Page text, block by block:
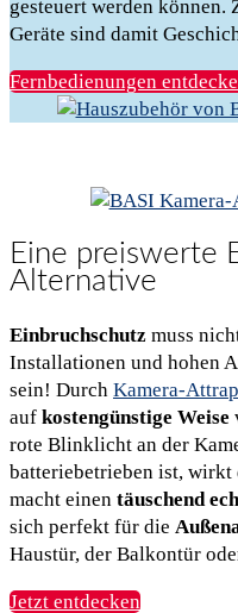
gesteuert werden können.
Geräte sind damit
Fernbedienungen
Eine preiswerte
Alternative
Einbruchschutz muss
Installationen und hohen
sein! Durch Kamera-
auf kostengünstige Weise
rote Blinklicht an der
batteriebetrieben ist, wirkt
macht einen täuschend
sich perfekt für die
Haustür, der Balkontür
Jetzt entdecken